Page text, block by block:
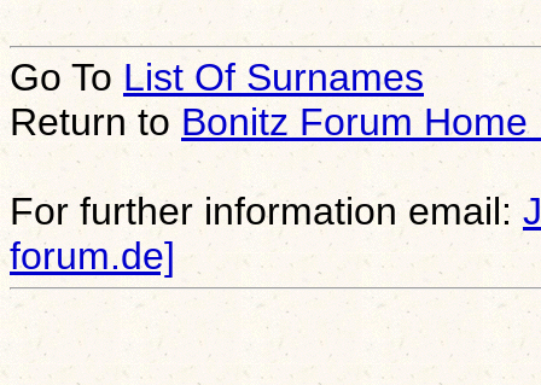
Go To List Of Surnames
Return toBonitz Forum Home
For further information email:
forum.de]